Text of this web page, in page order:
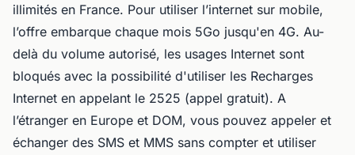
illimités en France. Pour utiliser l’internet sur mobile,
l’offre embarque chaque mois 5Go jusqu'en 4G. Au-
delà du volume autorisé, les usages Internet sont
bloqués avec la possibilité d'utiliser les Recharges
Internet en appelant le 2525 (appel gratuit). A
l’étranger en Europe et DOM, vous pouvez appeler et
échanger des SMS et MMS sans compter et utiliser